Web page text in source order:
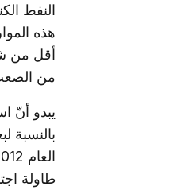
النفط
هذه
أقل من
من
يبدو أنّ
بالنسبة
طاولة